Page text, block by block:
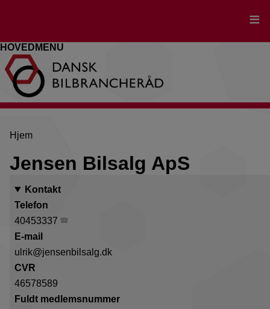
HOVEDMENU
Brødkrumme
Hjem
Jensen Bilsalg ApS
Kontakt
Telefon
40453337
E-mail
ulrik@jensenbilsalg.dk
CVR
46578589
Fuldt medlemsnummer